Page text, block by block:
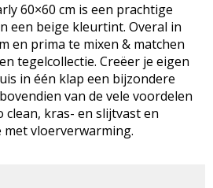
60×60 cm is een prachtige
een beige kleurtint. Overal in
en prima te mixen & matchen
tegelcollectie. Creëer je eigen
in één klap een bijzondere
van de vele voordelen
clean, kras- en slijtvast en
vloerverwarming.